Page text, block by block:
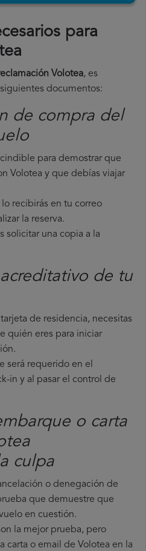
para
Volotea, es
documentos:
de compra del
para demostrar que
Volotea y que debías viajar
lo recibirás en tu correo
la reserva.
solicitar una copia a la
de tu
de residencia, necesitas
quién eres para iniciar
será requerido en el
in y al pasar el control de
o carta
culpa
o denegación de
que demuestre que
en cuestión.
la mejor prueba, pero
carta o email de Volotea en la